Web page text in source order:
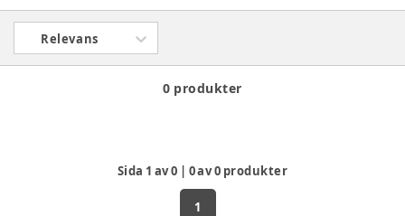
Relevans
0 produkter
Sida 1 av0 | 0av0 produkter
1